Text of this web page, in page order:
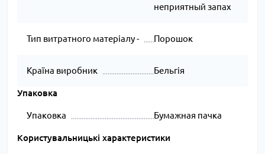
неприятный запах
Тип витратного матеріалу - Порошок
Країна виробник Бельгія
Упаковка
Упаковка Бумажная пачка
Користувальницькі характеристики